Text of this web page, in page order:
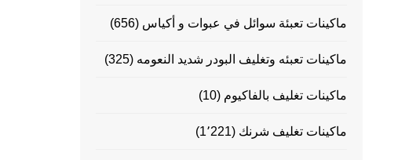
ماكينات تعبئة سوائل في عبوات و أكياس (656)
ماكينات تعبئه وتغليف البودر شديد النعومه (325)
ماكينات تغليف بالفاكيوم (10)
ماكينات تغليف شرنك (1٬221)